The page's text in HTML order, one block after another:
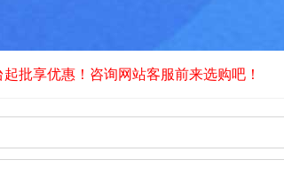
批享优惠！咨询网站客服前来选购吧！